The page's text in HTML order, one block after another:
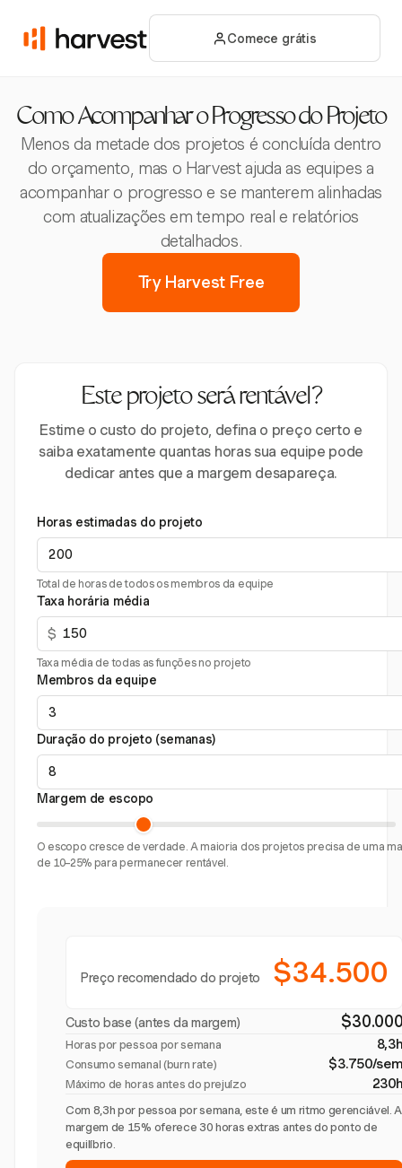
Comece grátis
Como Acompanhar o Progresso do Projeto
Menos da metade dos projetos é concluída dentro
do orçamento, mas o Harvest ajuda as equipes a
acompanhar o progresso e se manterem alinhadas
com atualizações em tempo real e relatórios
detalhados.
Try Harvest Free
Este projeto será rentável?
Estime o custo do projeto, defina o preço certo e
saiba exatamente quantas horas sua equipe pode
dedicar antes que a margem desapareça.
Horas estimadas do projeto
Total de horas de todos os membros da equipe
Taxa horária média
$
Taxa média de todas as funções no projeto
Membros da equipe
Duração do projeto (semanas)
Margem de escopo
O escopo cresce de verdade. A maioria dos projetos precisa de uma
de 10–25% para permanecer rentável.
Preço recomendado do projeto $34.500
Custo base (antes da margem)
Horas por pessoa por semana
Consumo semanal (burn rate) $3.750/
Máximo de horas antes do prejuízo
Com 8,3h por pessoa por semana, este é um ritmo gerenciável. A
margem de 15% oferece 30 horas extras antes do ponto de
equilíbrio.